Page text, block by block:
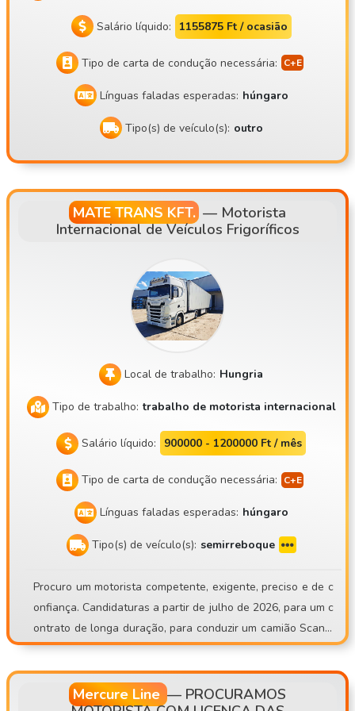
Salário líquido: 1155875 Ft / ocasião
Tipo de carta de condução necessária:
Línguas faladas esperadas: húngaro
Tipo(s) de veículo(s): outro
MATE TRANS KFT. — Motorista
Internacional de Veículos Frigoríficos
Local de trabalho: Hungria
Tipo de trabalho: trabalho de motorista internacional
Salário líquido: 900000 - 1200000 Ft / mês
Tipo de carta de condução necessária:
Línguas faladas esperadas: húngaro
Tipo(s) de veículo(s): semirreboque
Procuro um motorista competente, exigente, preciso e de c
onfiança. Candidaturas a partir de julho de 2026, para um c
ontrato de longa duração, para conduzir um camião Scania
S500 com semi-reboque frigorífico Schmitz Sko24. Mate Tr
ans Kft. https://matetrans.webnode.hu/ O nosso lema é: «Pr
ofissional ou nada!» Devido à EXPANSÃO DA FROTA, temo
Mercure Line — PROCURAMOS